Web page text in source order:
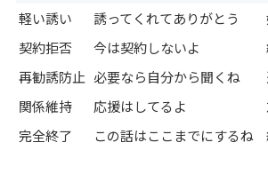
軽い誘い 誘ってくれてありがとう
契約拒否
今は契約しないよ
再勧誘防止 必要なら自分から聞くね
関係維持
応援はしてるよ
完全終了
この話はここまでにするね